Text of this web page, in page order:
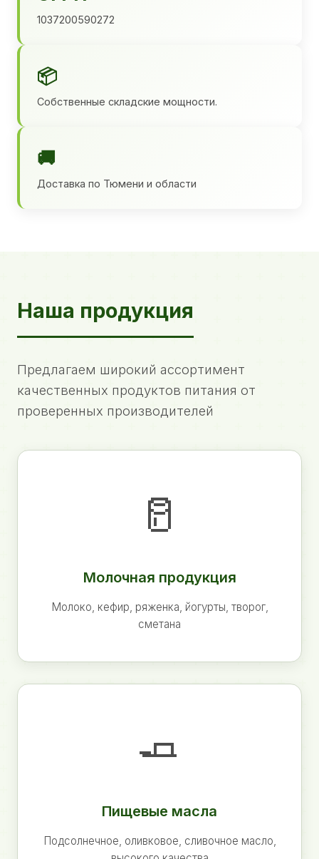
1037200590272
📦
Собственные складские мощности.
🚚
Доставка по Тюмени и области
Наша продукция
Предлагаем широкий ассортимент
качественных продуктов питания от
проверенных производителей
🥛
Молочная продукция
Молоко, кефир, ряженка, йогурты, творог,
сметана
🧈
Пищевые масла
Подсолнечное, оливковое, сливочное масло,